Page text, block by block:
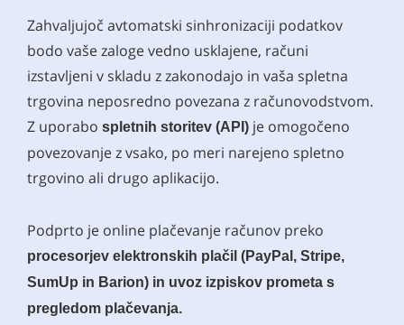
Zahvaljujoč avtomatski sinhronizaciji podatkov
bodo vaše zaloge vedno usklajene, računi
izstavljeni v skladu z zakonodajo in vaša spletna
trgovina neposredno povezana z računovodstvom.
Z uporabo spletnih storitev (API) je omogočeno
povezovanje z vsako, po meri narejeno spletno
trgovino ali drugo aplikacijo.
Podprto je online plačevanje računov preko
procesorjev elektronskih plačil (PayPal, Stripe,
SumUp in Barion) in uvoz izpiskov prometa s
pregledom plačevanja.